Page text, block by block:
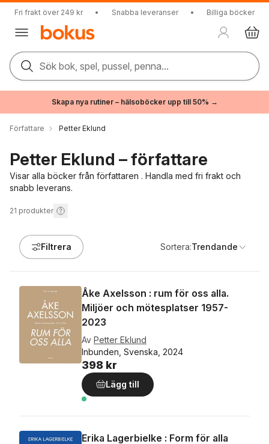
Fri frakt över 249 kr • Snabba leveranser • Billiga böcker
Sök bok, spel, pussel, penna...
Skapa nya rutiner – hälsoböcker upp till 50% →
Författare Petter Eklund
Petter Eklund – författare
Visar alla böcker från författaren . Handla med fri frakt och
snabb leverans.
21 produkter
Filtrera Sortera:Trendande
Åke Axelsson : rum för oss alla.
Miljöer och mötesplatser 1957-
2023
Av Petter Eklund
Inbunden, Svenska, 2024
398 kr
Lägg till
Erika Lagerbielke : Form för alla